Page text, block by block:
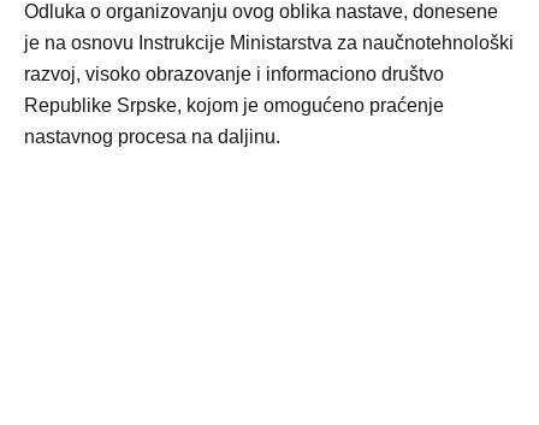
Odluka o organizovanju ovog oblika nastave, donesene
je na osnovu Instrukcije Ministarstva za naučnotehnološki
razvoj, visoko obrazovanje i informaciono društvo
Republike Srpske, kojom je omogućeno praćenje
nastavnog procesa na daljinu.